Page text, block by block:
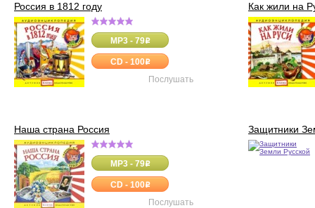
Россия в 1812 году
MP3 - 79o
CD - 100o
Послушать
Как жили на
Наша страна Россия
MP3 - 79o
CD - 100o
Послушать
Защитники